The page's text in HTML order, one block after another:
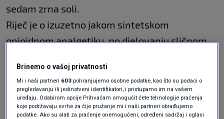
sedam zrna soli.
Riječ je o izuzetno jakom sintetskom
opioidnom analgetiku, po djelovanju sličnom
40 godina, izdaje se na recept za ublažavanje
jakih bolova u teškim stadijima maligne
bolesti.
Brinemo o vašoj privatnosti
Mi i naši partneri 603 pohranjujemo osobne podatke, kao što su podaci o
pregledavanju ili jedinstveni identifikatori, i pristupamo im na vašem
uređaju. Odabirom opcije Prihvaćam omogućit ćete tehnologije praćenja
koje podržavaju svrhe za čije pružanje mi i naši partneri obrađujemo
podatke. Ako su alati za praćenje onemogućeni, određeni sadržaj i oglasi